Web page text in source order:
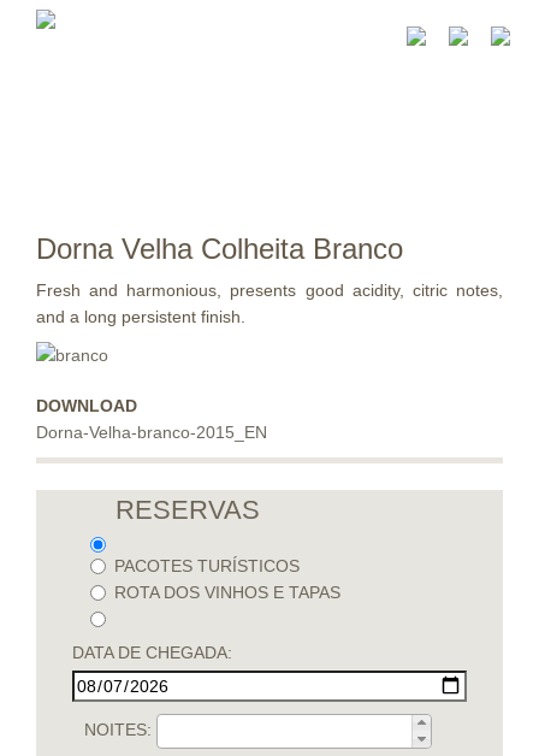
Dorna Velha Colheita Branco
Fresh and harmonious, presents good acidity, citric notes,
and a long persistent finish.
DOWNLOAD
Dorna-Velha-branco-2015_EN
RESERVAS
PACOTES TURÍSTICOS
ROTA DOS VINHOS E TAPAS
DATA DE CHEGADA:
NOITES: